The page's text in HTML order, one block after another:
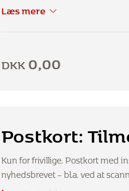
Læs mere
DKK0,00
Postkort:
Kun for frivillige. Postkort med
nyhedsbrevet – bl.a. ved at